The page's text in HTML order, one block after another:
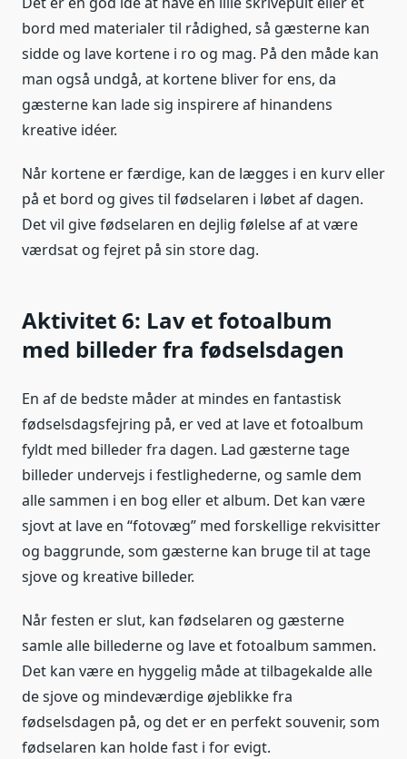
bord med materialer til rådighed, så gæsterne kan
sidde og lave kortene i ro og mag. På den måde kan
man også undgå, at kortene bliver for ens, da
gæsterne kan lade sig inspirere af hinandens
kreative idéer.
Når kortene er færdige, kan de lægges i en kurv eller
på et bord og gives til fødselaren i løbet af dagen.
Det vil give fødselaren en dejlig følelse af at være
værdsat og fejret på sin store dag.
Aktivitet 6: Lav et fotoalbum
med billeder fra fødselsdagen
En af de bedste måder at mindes en fantastisk
fødselsdagsfejring på, er ved at lave et fotoalbum
fyldt med billeder fra dagen. Lad gæsterne tage
billeder undervejs i festlighederne, og samle dem
alle sammen i en bog eller et album. Det kan være
sjovt at lave en “fotovæg” med forskellige rekvisitter
og baggrunde, som gæsterne kan bruge til at tage
sjove og kreative billeder.
Når festen er slut, kan fødselaren og gæsterne
samle alle billederne og lave et fotoalbum sammen.
Det kan være en hyggelig måde at tilbagekalde alle
de sjove og mindeværdige øjeblikke fra
fødselsdagen på, og det er en perfekt souvenir, som
fødselaren kan holde fast i for evigt.